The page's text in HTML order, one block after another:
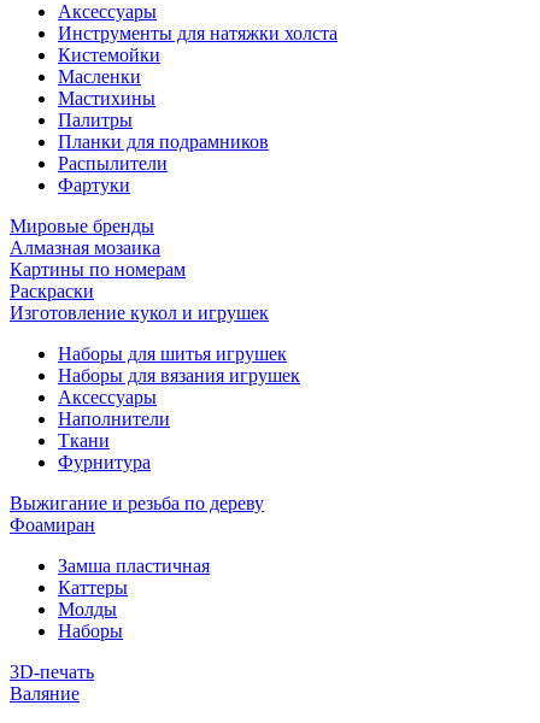
Аксессуары
Инструменты для натяжки холста
Кистемойки
Масленки
Мастихины
Палитры
Планки для подрамников
Распылители
Фартуки
Мировые бренды
Алмазная мозаика
Картины по номерам
Раскраски
Изготовление кукол и игрушек
Наборы для шитья игрушек
Наборы для вязания игрушек
Аксессуары
Наполнители
Ткани
Фурнитура
Выжигание и резьба по дереву
Фоамиран
Замша пластичная
Каттеры
Молды
Наборы
3D-печать
Валяние